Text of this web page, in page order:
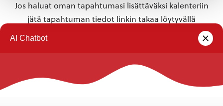
Jos haluat oman tapahtumasi lisättäväksi kalenteriin
jätä tapahtuman tiedot linkin takaa löytyvällä
Rautalammin kunta